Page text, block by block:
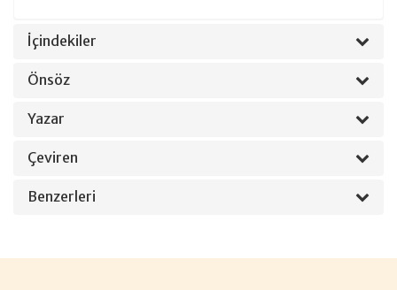
İçindekiler
Önsöz
Yazar
Çeviren
Benzerleri